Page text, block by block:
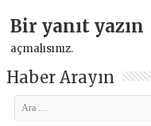
Bir yanıt yazın
açmalısınız.
Haber Arayın